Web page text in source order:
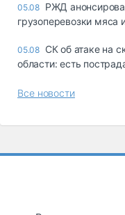
05.08 РЖД
грузоперевозки мяса
05.08 СК об атаке на
области: есть
Все новости